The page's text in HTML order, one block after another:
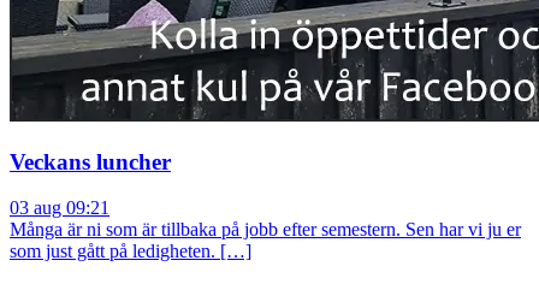
Veckans luncher
03 aug 09:21
Många är ni som är tillbaka på jobb efter semestern. Sen har vi ju er
som just gått på ledigheten. […]